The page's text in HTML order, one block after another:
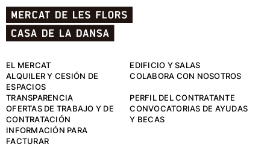
EL MERCAT
EDIFICIO Y SALAS
ALQUILER Y CESIÓN DE
ESPACIOS
COLABORA CON NOSOTROS
TRANSPARENCIA
PERFIL DEL CONTRATANTE
OFERTAS DE TRABAJO Y DE
CONTRATACIÓN
CONVOCATORIAS DE AYUDAS
Y BECAS
INFORMACIÓN PARA
FACTURAR